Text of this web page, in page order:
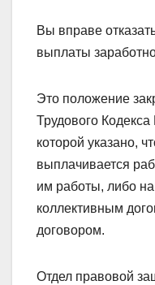
Вы вправе
выплаты
Это положение
Трудового
которой указано,
выплачивается
им работы, либо
коллективным
договором.
Отдел правовой